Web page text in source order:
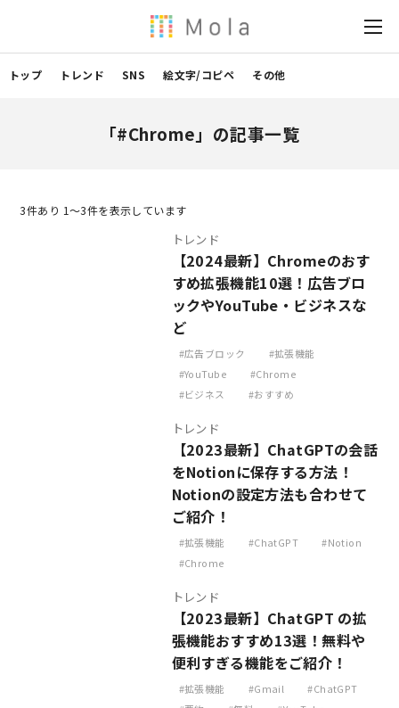
トップ トレンド SNS 絵文字/コピペ その他
「#Chrome」の記事一覧
3件あり 1〜3件を表示しています
トレンド
【2024最新】Chromeのおす
すめ拡張機能10選！広告ブロ
ックやYouTube・ビジネスな
ど
広告ブロック
拡張機能
YouTube
Chrome
ビジネス
おすすめ
トレンド
【2023最新】ChatGPTの会話
をNotionに保存する方法！
Notionの設定方法も合わせて
ご紹介！
拡張機能 ChatGPT
Notion
Chrome
トレンド
【2023最新】ChatGPT の拡
張機能おすすめ13選！無料や
便利すぎる機能をご紹介！
拡張機能 Gmail
ChatGPT